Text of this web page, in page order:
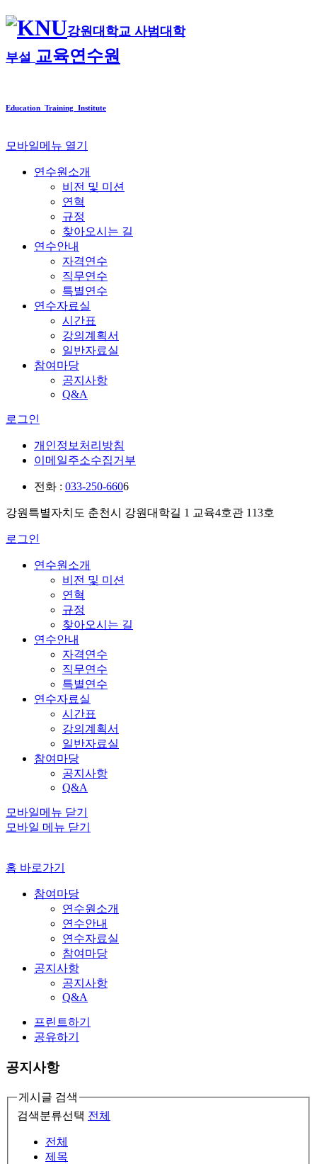
강원대학교 사범대학
부설 교육연수원
Education Training Institute
모바일메뉴 열기
연수원소개
비전 및 미션
연혁
규정
찾아오시는 길
연수안내
자격연수
직무연수
특별연수
연수자료실
시간표
강의계획서
일반자료실
참여마당
공지사항
Q&A
로그인
개인정보처리방침
이메일주소수집거부
전화 : 033-250-6606
강원특별자치도 춘천시 강원대학길 1 교육4호관 113호
로그인
연수원소개
비전 및 미션
연혁
규정
찾아오시는 길
연수안내
자격연수
직무연수
특별연수
연수자료실
시간표
강의계획서
일반자료실
참여마당
공지사항
Q&A
모바일메뉴 닫기
모바일 메뉴 닫기
홈 바로가기
참여마당
연수원소개
연수안내
연수자료실
참여마당
공지사항
공지사항
Q&A
프린트하기
공유하기
공지사항
게시글 검색
검색분류선택 전체
전체
제목